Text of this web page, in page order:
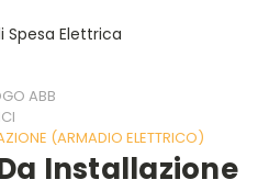
Spesa Elettrica
ABB
(ARMADIO ELETTRICO)
Installazione